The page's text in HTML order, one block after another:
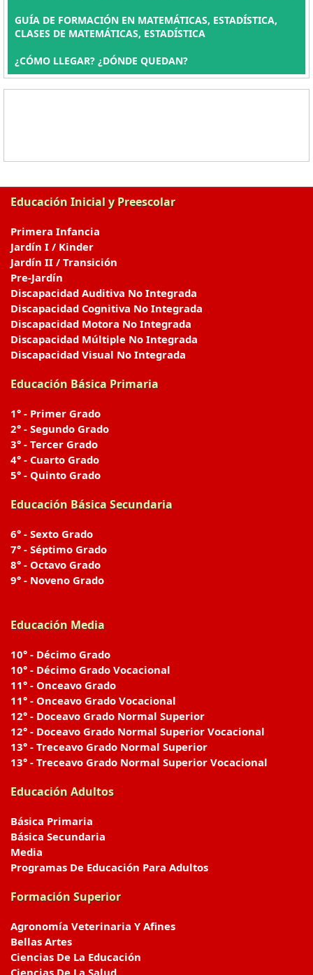
GUÍA DE FORMACIÓN EN MATEMÁTICAS, ESTADÍSTICA,
CLASES DE MATEMÁTICAS, ESTADÍSTICA
¿CÓMO LLEGAR? ¿DÓNDE QUEDAN?
Educación Inicial y Preescolar
Primera Infancia
Jardín I / Kinder
Jardín II / Transición
Pre-Jardín
Discapacidad Auditiva No Integrada
Discapacidad Cognitiva No Integrada
Discapacidad Motora No Integrada
Discapacidad Múltiple No Integrada
Discapacidad Visual No Integrada
Educación Básica Primaria
1° - Primer Grado
2° - Segundo Grado
3° - Tercer Grado
4° - Cuarto Grado
5° - Quinto Grado
Educación Básica Secundaria
6° - Sexto Grado
7° - Séptimo Grado
8° - Octavo Grado
9° - Noveno Grado
Educación Media
10° - Décimo Grado
10° - Décimo Grado Vocacional
11° - Onceavo Grado
11° - Onceavo Grado Vocacional
12° - Doceavo Grado Normal Superior
12° - Doceavo Grado Normal Superior Vocacional
13° - Treceavo Grado Normal Superior
13° - Treceavo Grado Normal Superior Vocacional
Educación Adultos
Básica Primaria
Básica Secundaria
Media
Programas De Educación Para Adultos
Formación Superior
Agronomía Veterinaria Y Afines
Bellas Artes
Ciencias De La Educación
Ciencias De La Salud